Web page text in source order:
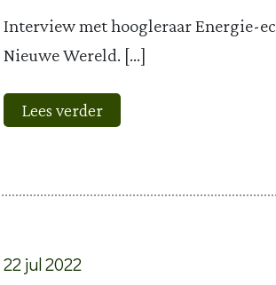
Interview met hoogleraar Energie-
Nieuwe Wereld. […]
Lees verder
22 jul 2022